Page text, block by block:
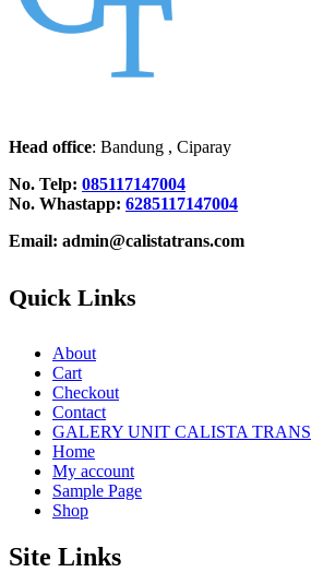
Head office: Bandung , Ciparay
No. Telp: 085117147004
No. Whastapp: 6285117147004
Email: admin@calistatrans.com
Quick Links
About
Cart
Checkout
Contact
GALERY UNIT CALISTA TRANS
Home
My account
Sample Page
Shop
Site Links